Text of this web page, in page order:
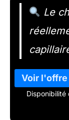
Le
Disponibilité